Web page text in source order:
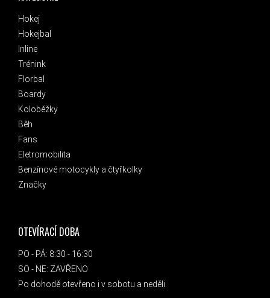
Hokej
Hokejbal
Inline
Trénink
Florbal
Boardy
Koloběžky
Běh
Fans
Eletromobilita
Benzínové motocykly a čtyřkolky
Značky
OTEVÍRACÍ DOBA
PO - PÁ: 8:30 - 16:30
SO - NE: ZAVŘENO
Po dohodě otevřeno i v sobotu a neděli.